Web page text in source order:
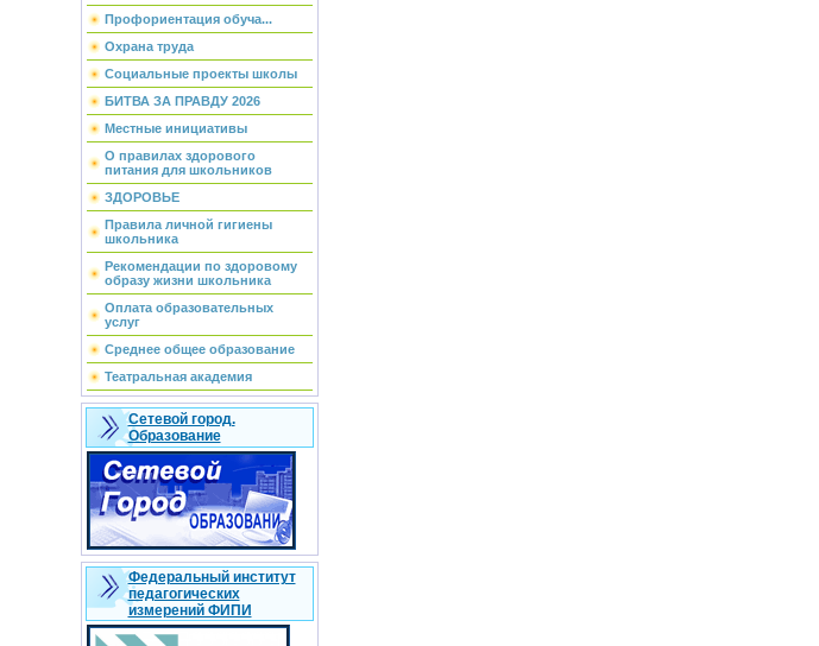
Профориентация обуча...
Охрана труда
Социальные проекты школы
БИТВА ЗА ПРАВДУ 2026
Местные инициативы
О правилах здорового
питания для школьников
ЗДОРОВЬЕ
Правила личной гигиены
школьника
Рекомендации по здоровому
образу жизни школьника
Оплата образовательных
услуг
Среднее общее образование
Театральная академия
Сетевой город.
Образование
Федеральный институт
педагогических
измерений ФИПИ